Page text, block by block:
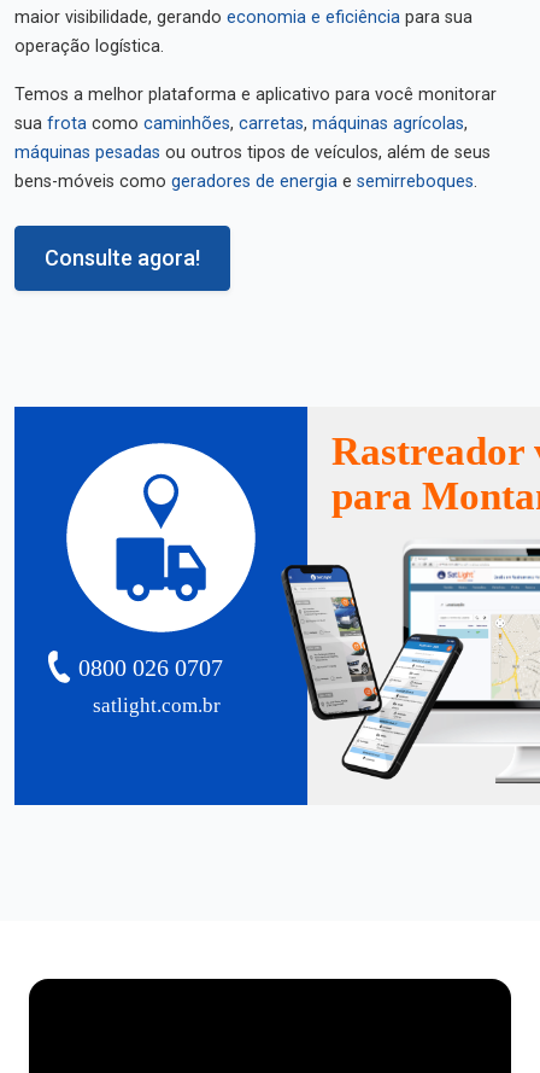
maior visibilidade, gerando economia e eficiência para sua
operação logística.
Temos a melhor plataforma e aplicativo para você monitorar
sua frota como caminhões, carretas, máquinas agrícolas,
máquinas pesadas ou outros tipos de veículos, além de seus
bens-móveis como geradores de energia e semirreboques.
Consulte agora!
satlight.com.br
0800 026 0707
Rastreador
para